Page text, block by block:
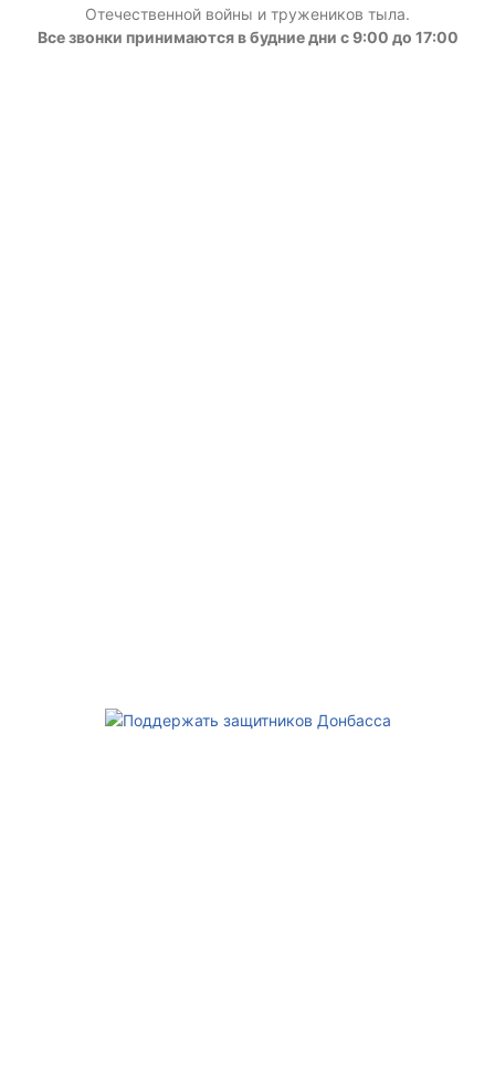
Отечественной войны и тружеников тыла.
Все звонки принимаются в будние дни с 9:00 до 17:00